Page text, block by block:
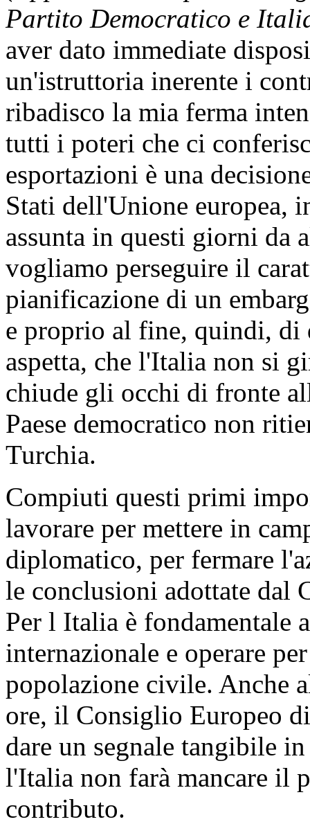
Partito Democratico e
aver dato immediate
un'istruttoria inerente i
ribadisco la mia ferma
tutti i poteri che ci
esportazioni è una
Stati dell'Unione europea,
assunta in questi giorni da
vogliamo perseguire il
pianificazione di un
e proprio al fine, quindi, di
aspetta, che l'Italia non si
chiude gli occhi di fronte
Paese democratico non
Turchia.
Compiuti questi primi
lavorare per mettere in
diplomatico, per fermare
le conclusioni adottate dal
Per l Italia è fondamentale
internazionale e operare
popolazione civile. Anche
ore, il Consiglio Europeo
dare un segnale tangibile
l'Italia non farà mancare il
contributo.